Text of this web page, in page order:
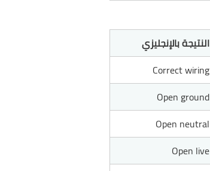
النتيجة بالإنجليزي
Correct wiring
Open ground
Open neutral
Open live